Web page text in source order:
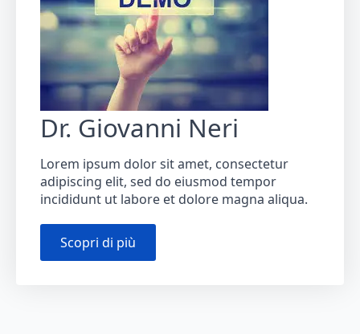
Dr. Giovanni Neri
Lorem ipsum dolor sit amet, consectetur
adipiscing elit, sed do eiusmod tempor
incididunt ut labore et dolore magna aliqua.
Scopri di più